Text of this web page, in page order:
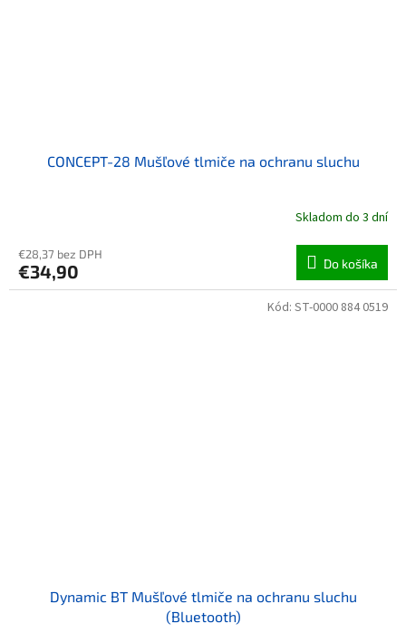
CONCEPT-28 Mušľové tlmiče na ochranu sluchu
Skladom do 3 dní
€28,37 bez DPH
€34,90 Do košíka
Dynamic BT Mušľové tlmiče na ochranu sluchu
(Bluetooth)
Kód: ST-0000 884 0519